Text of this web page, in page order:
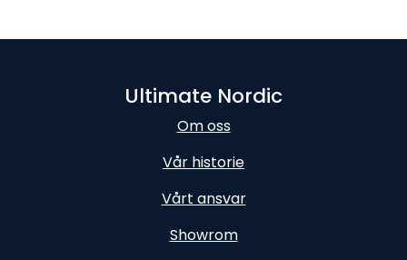
Ultimate Nordic
Om oss
Vår historie
Vårt ansvar
Showrom